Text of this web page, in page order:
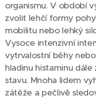
organismu. V období
zvolit lehčí formy
mobilitu nebo lehký
Vysoce intenzivní
vytrvalostní běhy
hladinu histaminu
stavu. Mnoha lidem
zátěže a pečlivě